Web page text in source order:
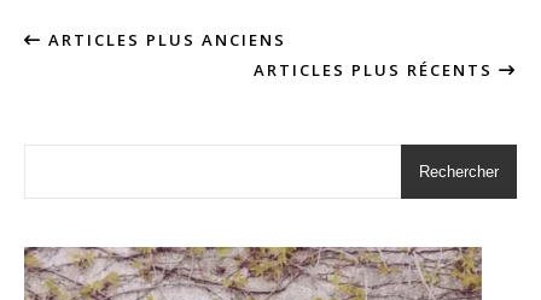
ARTICLES PLUS ANCIENS
ARTICLES PLUS RÉCENTS
Rechercher